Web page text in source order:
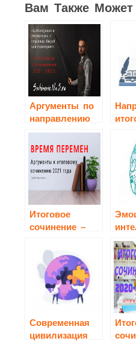
Вам Также
Аргументы по
направлению
«Цивилизация
и технологии
— спасение,
вызов или
трагедия?»
Итоговое
сочинение –
Аргументы по
направлению
«Время
перемен»
Современная
цивилизация